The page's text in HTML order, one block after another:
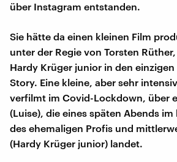
über Instagram entstanden.
Sie hätte da einen kleinen Film
unter der Regie von Torsten
Hardy Krüger junior in den
Story. Eine kleine, aber sehr
verfilmt im Covid-Lockdown, über
(Luise), die eines späten Abends im
des ehemaligen Profis und
(Hardy Krüger junior) landet.